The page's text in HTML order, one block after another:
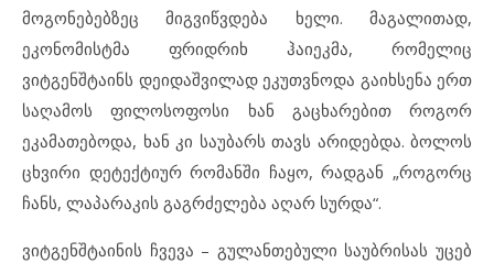
მოგონებებზეც მიგვიწვდება ხელი. მაგალითად,
ეკონომისტმა ფრიდრიხ ჰაიეკმა, რომელიც
ვიტგენშტაინს დეიდაშვილად ეკუთვნოდა გაიხსენა ერთ
საღამოს ფილოსოფოსი ხან გაცხარებით როგორ
ეკამათებოდა, ხან კი საუბარს თავს არიდებდა. ბოლოს
ცხვირი დეტექტიურ რომანში ჩაყო, რადგან „როგორც
ჩანს, ლაპარაკის გაგრძელება აღარ სურდა“.
ვიტგენშტაინის ჩვევა – გულანთებული საუბრისას უცებ